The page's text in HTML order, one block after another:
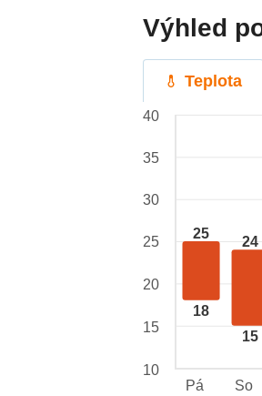
Výhled
Teplota
25
18
24
15
40
35
30
25
20
15
10
Pá
So